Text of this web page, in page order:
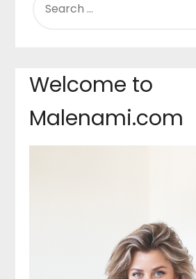
FOR:
Welcome to
Malenami.com